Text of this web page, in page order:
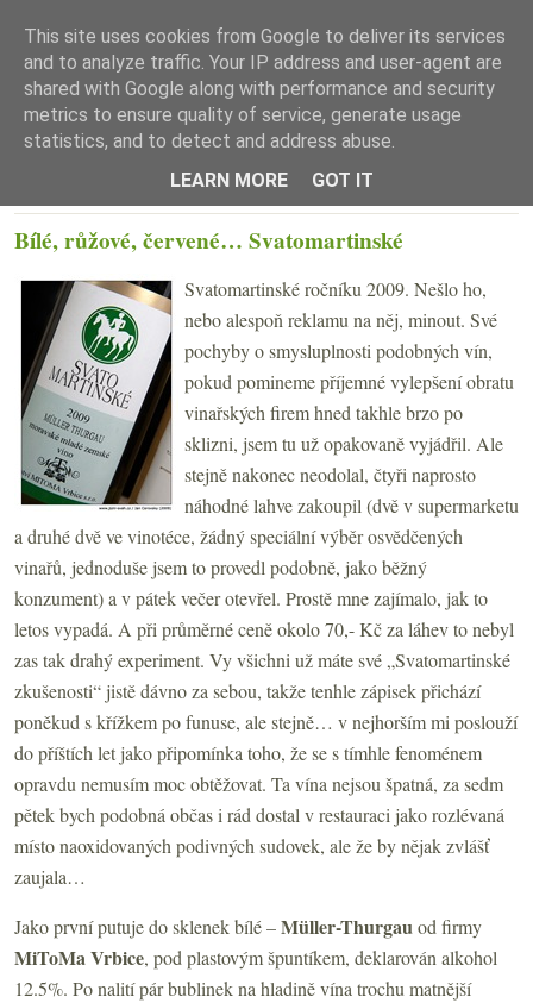
☰ Menu
Bílé, růžové, červené… Svatomartinské
Svatomartinské ročníku 2009. Nešlo ho,
nebo alespoň reklamu na něj, minout. Své
pochyby o smysluplnosti podobných vín,
pokud pomineme příjemné vylepšení obratu
vinařských firem hned takhle brzo po
sklizni, jsem tu už opakovaně vyjádřil. Ale
stejně nakonec neodolal, čtyři naprosto
náhodné lahve zakoupil (dvě v supermarketu
a druhé dvě ve vinotéce, žádný speciální výběr osvědčených
vinařů, jednoduše jsem to provedl podobně, jako běžný
konzument) a v pátek večer otevřel. Prostě mne zajímalo, jak to
letos vypadá. A při průměrné ceně okolo 70,- Kč za láhev to nebyl
zas tak drahý experiment. Vy všichni už máte své „Svatomartinské
zkušenosti“ jistě dávno za sebou, takže tenhle zápisek přichází
poněkud s křížkem po funuse, ale stejně… v nejhorším mi poslouží
do příštích let jako připomínka toho, že se s tímhle fenoménem
opravdu nemusím moc obtěžovat. Ta vína nejsou špatná, za sedm
pětek bych podobná občas i rád dostal v restauraci jako rozlévaná
místo naoxidovaných podivných sudovek, ale že by nějak zvlášť
zaujala…
Jako první putuje do sklenek bílé –Müller-Thurgauod firmy
MiToMa Vrbice, pod plastovým špuntíkem, deklarován alkohol
12.5%. Po nalití pár bublinek na hladině vína trochu matnější
This site uses cookies from Google to deliver its services
and to analyze traffic. Your IP address and user-agent are
shared with Google along with performance and security
metrics to ensure quality of service, generate usage
statistics, and to detect and address abuse.
LEARN MORE
GOT IT